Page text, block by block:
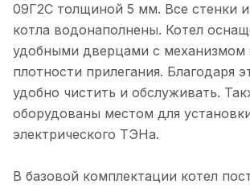
09Г2С толщиной 5 мм. Все стенки
котла водонаполнены. Котел
удобными дверцами с механизмом
плотности прилегания. Благодаря
удобно чистить и обслуживать.
оборудованы местом для
электрического ТЭНа.
В базовой комплектации котел